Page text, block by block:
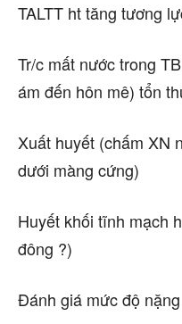
TALTT ht tăng tương
Tr/c mất nước trong
ám đến hôn mê) tổn
Xuất huyết (chấm XN
dưới màng cứng)
Huyết khối tĩnh mạch
đông ?)
Đánh giá mức độ nặng